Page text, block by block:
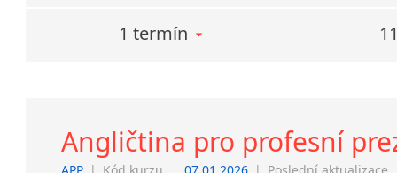
1 termín
Angličtina pro profesní